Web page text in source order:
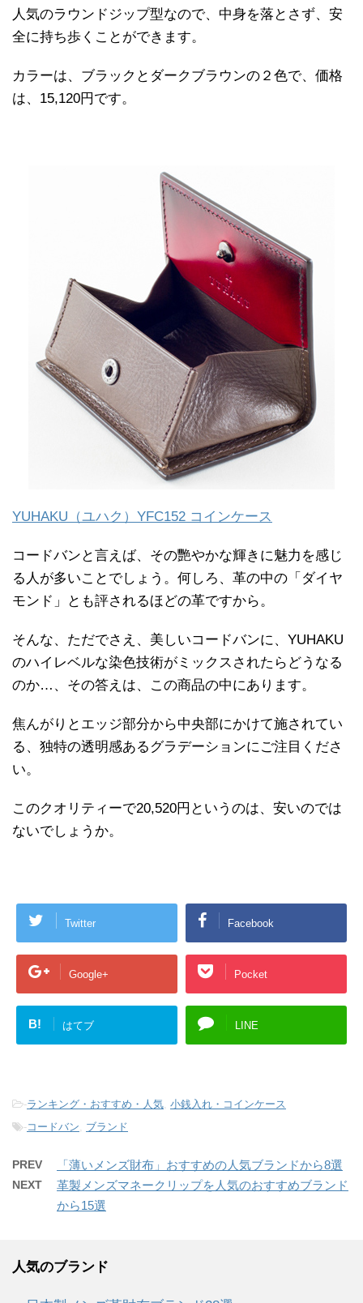
人気のラウンドジップ型なので、中身を落とさず、安
全に持ち歩くことができます。
カラーは、ブラックとダークブラウンの２色で、価格
は、15,120円です。
YUHAKU（ユハク）YFC152 コインケース
コードバンと言えば、その艷やかな輝きに魅力を感じ
る人が多いことでしょう。何しろ、革の中の「ダイヤ
モンド」とも評されるほどの革ですから。
そんな、ただでさえ、美しいコードバンに、YUHAKU
のハイレベルな染色技術がミックスされたらどうなる
のか…、その答えは、この商品の中にあります。
焦んがりとエッジ部分から中央部にかけて施されてい
る、独特の透明感あるグラデーションにご注目くださ
い。
このクオリティーで20,520円というのは、安いのでは
ないでしょうか。
Twitter Facebook
Google+ Pocket
B! はてブ LINE
-ランキング・おすすめ・人気, 小銭入れ・コインケース
-コードバン, ブランド
PREV 「薄いメンズ財布」おすすめの人気ブランドから8選
NEXT
革製メンズマネークリップを人気のおすすめブランド
から15選
人気のブランド